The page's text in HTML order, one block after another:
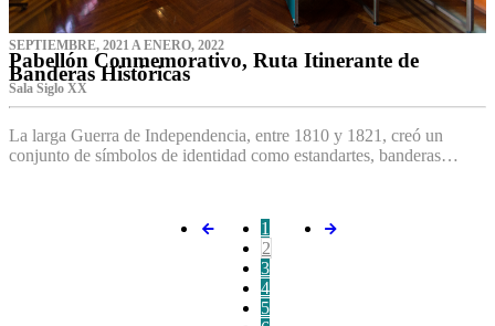
SEPTIEMBRE, 2021 A ENERO, 2022
Pabellón Conmemorativo, Ruta Itinerante de
Banderas Históricas
Sala Siglo XX
La larga Guerra de Independencia, entre 1810 y 1821, creó un
conjunto de símbolos de identidad como estandartes, banderas…
1
2
3
4
5